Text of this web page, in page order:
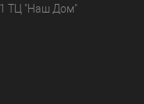
1 ТЦ "Наш Дом"